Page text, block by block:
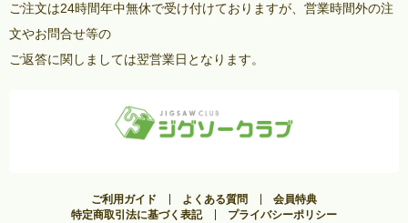
ご注文は24時間年中無休で受け付けておりますが、営業時間外の注
文やお問合せ等の
ご返答に関しましては翌営業日となります。
ご利用ガイド よくある質問
会員特典
特定商取引法に基づく表記
プライバシーポリシー